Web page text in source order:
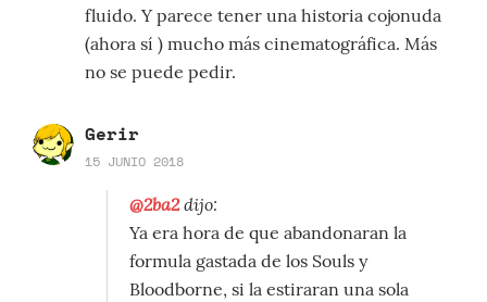
fluido. Y parece tener una historia cojonuda
(ahora sí ) mucho más cinematográfica. Más
no se puede pedir.
Gerir
15 JUNIO 2018
@2ba2dijo:
Ya era hora de que abandonaran la
formula gastada de los Souls y
Bloodborne, si la estiraran una sola